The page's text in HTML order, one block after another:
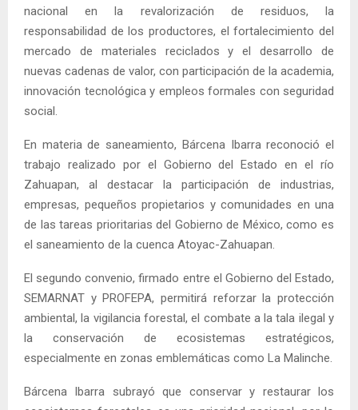
nacional en la revalorización de residuos, la
responsabilidad de los productores, el fortalecimiento del
mercado de materiales reciclados y el desarrollo de
nuevas cadenas de valor, con participación de la academia,
innovación tecnológica y empleos formales con seguridad
social.
En materia de saneamiento, Bárcena Ibarra reconoció el
trabajo realizado por el Gobierno del Estado en el río
Zahuapan, al destacar la participación de industrias,
empresas, pequeños propietarios y comunidades en una
de las tareas prioritarias del Gobierno de México, como es
el saneamiento de la cuenca Atoyac-Zahuapan.
El segundo convenio, firmado entre el Gobierno del Estado,
SEMARNAT y PROFEPA, permitirá reforzar la protección
ambiental, la vigilancia forestal, el combate a la tala ilegal y
la conservación de ecosistemas estratégicos,
especialmente en zonas emblemáticas como La Malinche.
Bárcena Ibarra subrayó que conservar y restaurar los